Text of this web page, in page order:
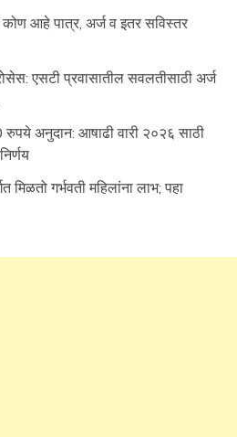
आहे पात्र, अर्ज व इतर सविस्तर
एसटी प्रवासातील सवलतीसाठी अर्ज
अनुदान: आषाढी वारी २०२६ साठी
गर्भवती महिलांना लाभ; पहा